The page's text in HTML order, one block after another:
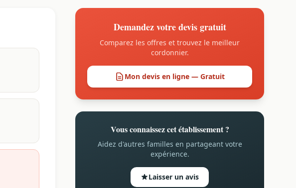
Demandez votre devis gratuit
Comparez les offres et trouvez le meilleur
cordonnier.
Mon devis en ligne — Gratuit
Vous connaissez cet établissement ?
Aidez d'autres familles en partageant votre
expérience.
Laisser un avis